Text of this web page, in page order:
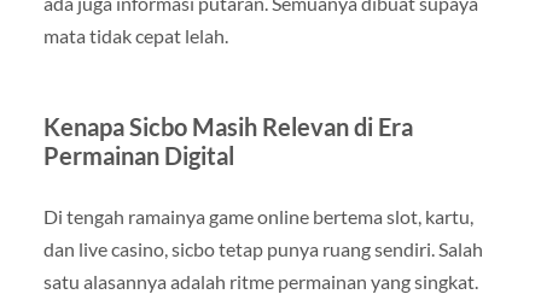
mata tidak cepat lelah.
Kenapa Sicbo Masih Relevan di Era
Permainan Digital
Di tengah ramainya game online bertema slot, kartu,
dan live casino, sicbo tetap punya ruang sendiri. Salah
satu alasannya adalah ritme permainan yang singkat.